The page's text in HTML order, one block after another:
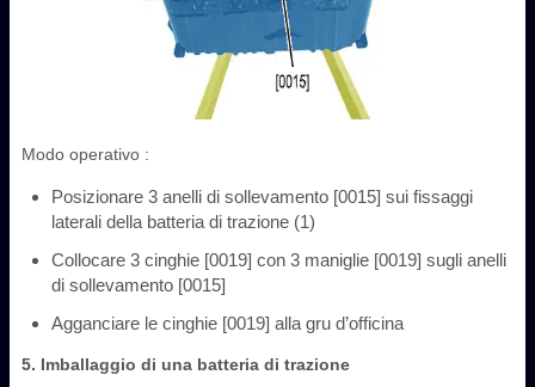
Modo operativo :
Posizionare 3 anelli di sollevamento [0015] sui fissaggi
laterali della batteria di trazione (1)
Collocare 3 cinghie [0019] con 3 maniglie [0019] sugli anelli
di sollevamento [0015]
Agganciare le cinghie [0019] alla gru d’officina
5. Imballaggio di una batteria di trazione